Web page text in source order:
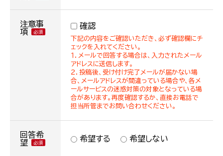
注意事
項
確認
下記の内容をご確認いただき、必ず確認欄にチ
ェックを入れてください。
１．メールで回答する場合は、入力されたメール
アドレスに送信します。
２．投稿後、受け付け完了メールが届かない場
合、メールアドレスが間違っている場合や、各メ
ールサービスの迷惑対策の対象となっている場
合があります。再度確認するか、直接お電話で
担当所管までお問い合わせください。
回答希
望
希望する 希望しない